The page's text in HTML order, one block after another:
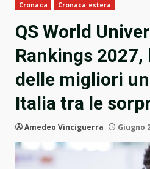
Cronaca Cronaca estera
QS World
Rankings
delle migliori
Italia tra le
Amedeo Vinciguerra Giugno